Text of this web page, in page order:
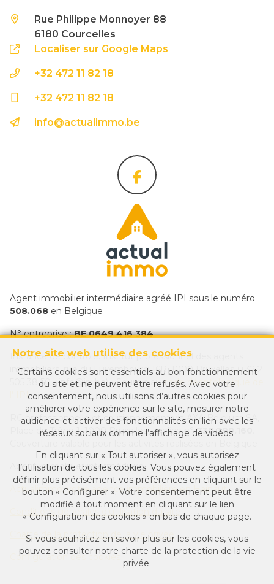
Notre site web utilise des cookies
Certains cookies sont essentiels au bon fonctionnement
du site et ne peuvent être refusés. Avec votre
consentement, nous utilisons d’autres cookies pour
améliorer votre expérience sur le site, mesurer notre
audience et activer des fonctionnalités en lien avec les
réseaux sociaux comme l’affichage de vidéos.
En cliquant sur « Tout autoriser », vous autorisez
l’utilisation de tous les cookies. Vous pouvez également
définir plus précisément vos préférences en cliquant sur le
bouton « Configurer ». Votre consentement peut être
modifié à tout moment en cliquant sur le lien
« Configuration des cookies » en bas de chaque page.
Si vous souhaitez en savoir plus sur les cookies, vous
pouvez consulter notre charte de la protection de la vie
privée.
Rue Philippe Monnoyer 88
6180 Courcelles
Localiser sur Google Maps
+32 472 11 82 18
+32 472 11 82 18
info@actualimmo.be
Agent immobilier intermédiaire agréé IPI sous le numéro
508.068 en Belgique
N° entreprise :BE 0649 416 384
Instance de contrôle: Institut professionnel des agents
immobiliers, rue du Luxembourg 16B, 1000 Bruxelles (+32 2
505 38 50 - info@ipi.be) - Soumis aucode déontologique de
l’ IPI
RC professionnelle et cautionnement via AXA Belgium SA,
Place du Trône 1, 1000 Bruxelles – police n°730.390.160
Agent immobilier intermédiaire
Actualimmo, votre agence immobilière en Hainaut
Conditions générales d'utilisation du site
Charte de la protection de la vie privée
Configuration des cookies